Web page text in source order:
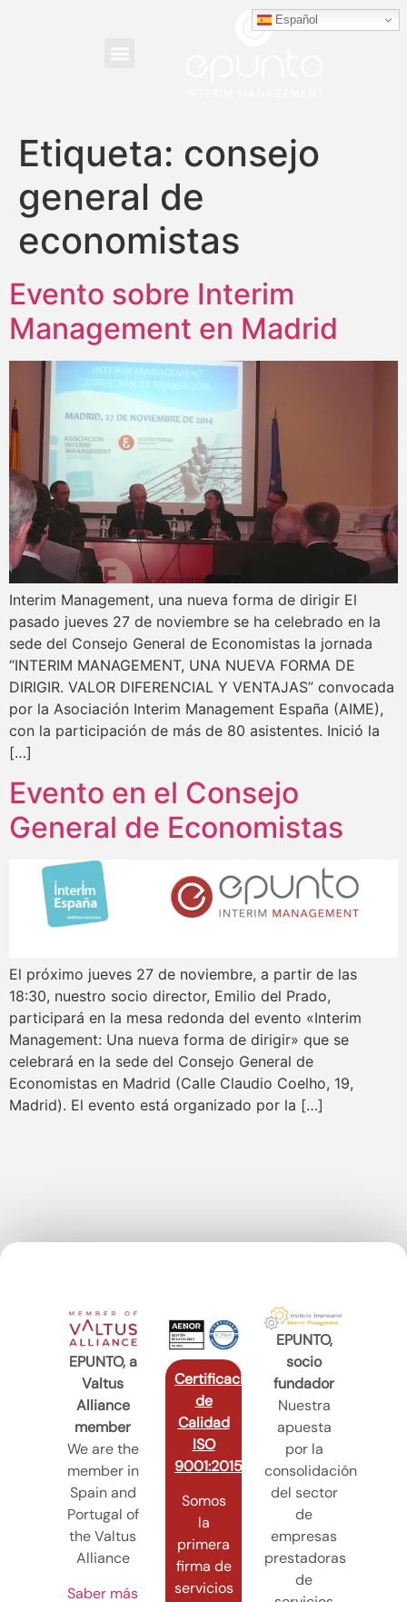
Etiqueta: consejo
general de
economistas
Evento sobre Interim
Management en Madrid
Interim Management, una nueva forma de dirigir El
pasado jueves 27 de noviembre se ha celebrado en la
sede del Consejo General de Economistas la jornada
“INTERIM MANAGEMENT, UNA NUEVA FORMA DE
DIRIGIR. VALOR DIFERENCIAL Y VENTAJAS” convocada
por la Asociación Interim Management España (AIME),
con la participación de más de 80 asistentes. Inició la
[…]
Evento en el Consejo
General de Economistas
El próximo jueves 27 de noviembre, a partir de las
18:30, nuestro socio director, Emilio del Prado,
participará en la mesa redonda del evento «Interim
Management: Una nueva forma de dirigir» que se
celebrará en la sede del Consejo General de
Economistas en Madrid (Calle Claudio Coelho, 19,
Madrid). El evento está organizado por la […]
EPUNTO, a
Valtus
Alliance
member
We are the
member in
Spain and
Portugal of
the Valtus
Alliance
Saber más
Certificación
de
Calidad
ISO
9001:2015
Somos
la
primera
firma de
servicios
EPUNTO,
socio
fundador
Nuestra
apuesta
por la
consolidación
del sector
de
empresas
prestadoras
de
Español